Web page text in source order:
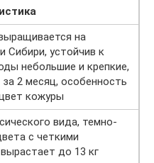
на
Сибири, устойчив к
небольшие и крепкие,
2 месяц, особенность
кожуры
вида, темно-
с четкими
до 13 кг